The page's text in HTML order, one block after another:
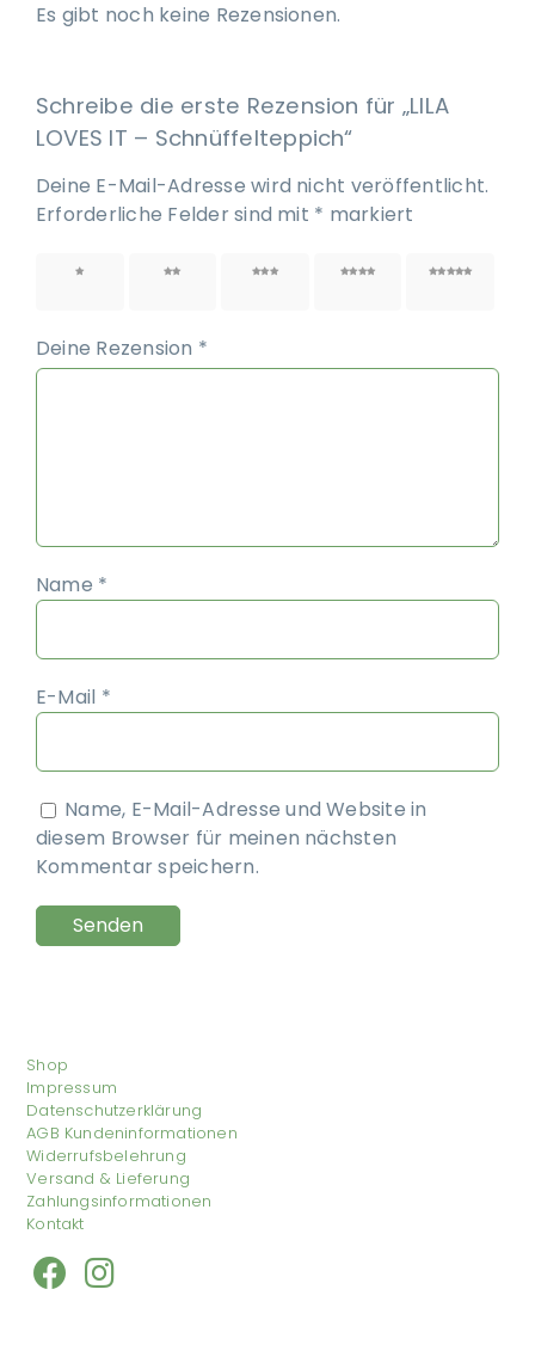
Es gibt noch keine Rezensionen.
Schreibe die erste Rezension für „LILA
LOVES IT – Schnüffelteppich“
Deine E-Mail-Adresse wird nicht veröffentlicht.
Erforderliche Felder sind mit * markiert
1 von 2 von 3 von 4 von 5 von
Deine Rezension *
Name *
E-Mail *
Name, E-Mail-Adresse und Website in
diesem Browser für meinen nächsten
Kommentar speichern.
Shop
Impressum
Datenschutzerklärung
AGB Kundeninformationen
Widerrufsbelehrung
Versand & Lieferung
Zahlungsinformationen
Kontakt